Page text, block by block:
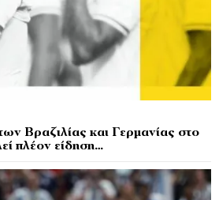
Βραζιλίας και Γερµανίας στο
πλέον είδηση…